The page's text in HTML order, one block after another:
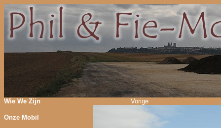
Wie We Zijn
Onze Mobil
Vorige